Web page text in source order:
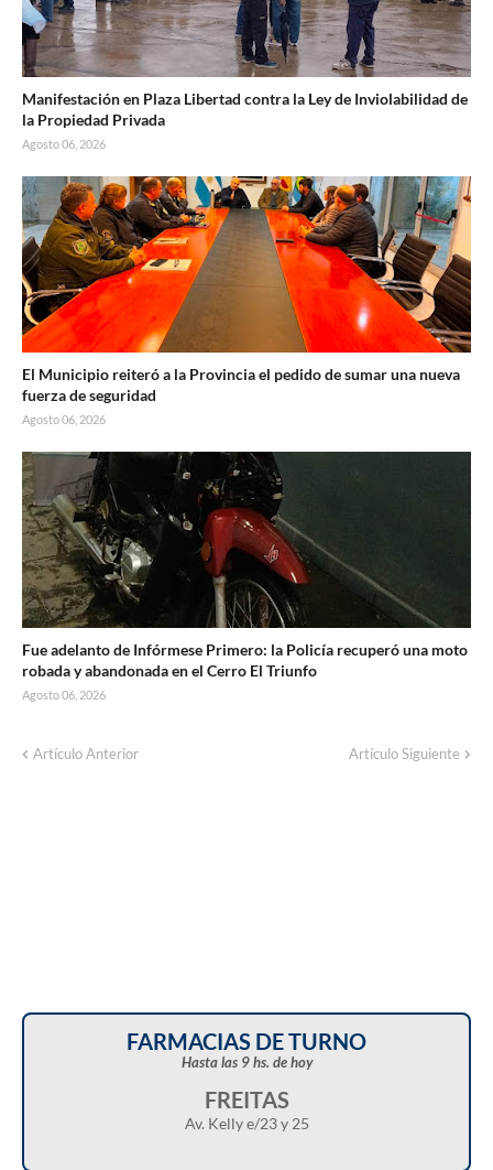
Manifestación en Plaza Libertad contra la Ley de Inviolabilidad de
la Propiedad Privada
Agosto 06, 2026
El Municipio reiteró a la Provincia el pedido de sumar una nueva
fuerza de seguridad
Agosto 06, 2026
Fue adelanto de Infórmese Primero: la Policía recuperó una moto
robada y abandonada en el Cerro El Triunfo
Agosto 06, 2026
Artículo Anterior Artículo Siguiente
FARMACIAS DE TURNO
Hasta las 9 hs. de hoy
FREITAS
Av. Kelly e/23 y 25